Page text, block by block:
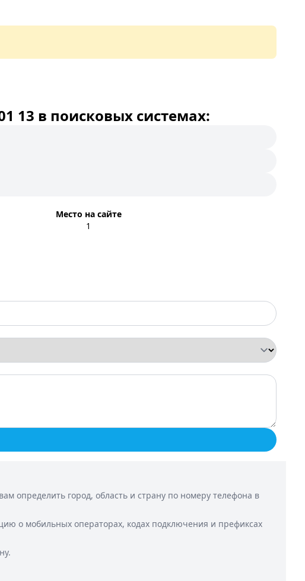
13 в поисковых системах:
Место на сайте
1
определить город, область и страну по номеру телефона в
о мобильных операторах, кодах подключения и префиксах